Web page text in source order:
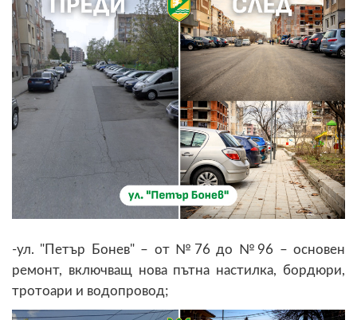
-ул. "Петър Бонев" – от №76 до №96 – основен
ремонт, включващ нова пътна настилка, бордюри,
тротоари и водопровод;